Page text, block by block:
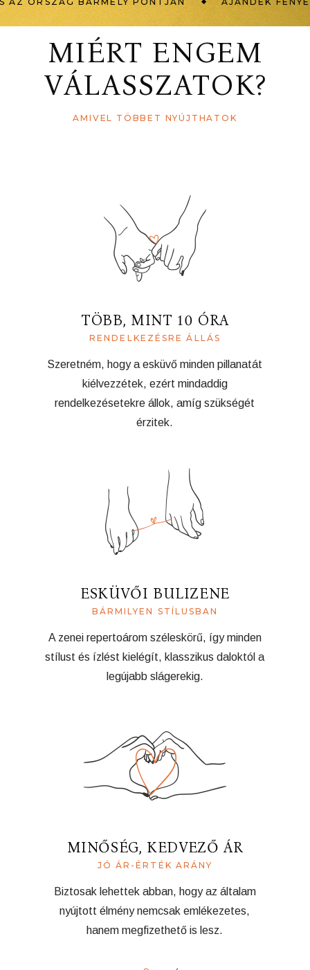
MIÉRT ENGEM
VÁLASSZATOK?
AMIVEL TÖBBET NYÚJTHATOK
TÖBB, MINT 10 ÓRA
RENDELKEZÉSRE ÁLLÁS
Szeretném, hogy a esküvő minden pillanatát
kiélvezzétek, ezért mindaddig
rendelkezésetekre állok, amíg szükségét
érzitek.
ESKÜVŐI BULIZENE
BÁRMILYEN STÍLUSBAN
A zenei repertoárom széleskörű, így minden
stílust és ízlést kielégít, klasszikus daloktól a
legújabb slágerekig.
MINŐSÉG, KEDVEZŐ ÁR
JÓ ÁR-ÉRTÉK ARÁNY
Biztosak lehettek abban, hogy az általam
nyújtott élmény nemcsak emlékezetes,
hanem megfizethető is lesz.